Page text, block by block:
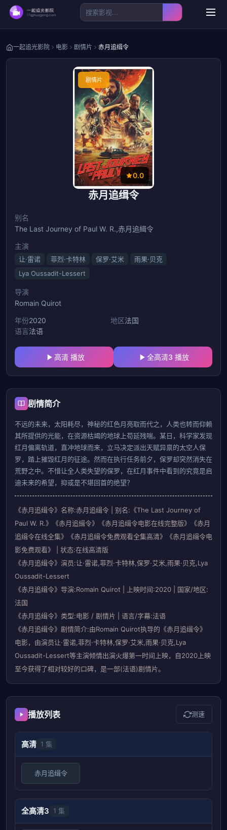
一起追光影院 电影 剧情片 赤月追缉令
剧情片
0.0
赤月追缉令
别名
The Last Journey of Paul W. R.,赤月追緝令
主演
让·雷诺 菲烈·卡特林 保罗·艾米
雨果·贝克
Lya Oussadit-Lessert
导演
Romain Quirot
年份2020 地区法国
语言法语
高清 播放 全高清3 播放
剧情简介
不远的未来，太阳耗尽，神秘的红色月亮取而代之，人类也转而仰赖
其所提供的光能，在资源枯竭的地球上苟延残喘。某日，科学家发现
红月偏离轨道，直冲地球而来，立马决定派出天赋异禀的太空人保
罗，踏上摧毁红月的征途。然而在执行任务前夕，保罗却突然消失在
荒野之中。不惜让全人类失望的保罗，在红月事件中看到的究竟是启
迪未来的希望，抑或是不堪回首的绝望？
《赤月追缉令》名称:赤月追缉令 | 别名:《The Last Journey of
Paul W. R.》《赤月追緝令》《赤月追缉令电影在线完整版》《赤月
追缉令在线全集》《赤月追缉令免费观看全集高清》《赤月追缉令电
影免费观看》 | 状态:在线高清版
《赤月追缉令》演员:让·雷诺,菲烈·卡特林,保罗·艾米,雨果·贝克,Lya
Oussadit-Lessert
《赤月追缉令》导演:Romain Quirot | 上映时间:2020 | 国家/地区:
法国
《赤月追缉令》类型:电影 / 剧情片 | 语言/字幕:法语
《赤月追缉令》剧情简介:由Romain Quirot执导的《赤月追缉令》
电影，由演员让·雷诺,菲烈·卡特林,保罗·艾米,雨果·贝克,Lya
Oussadit-Lessert等主演倾情出演火爆第一时间上映，自2020上映
至今获得了相对较好的口碑，是一部(法语)剧情片。
播放列表 测速
高清 1 集
赤月追缉令
全高清3 1 集